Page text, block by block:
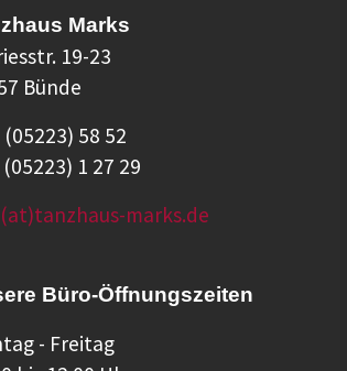
Marks
19-23
Bünde
(05223) 58 52
(05223) 1 27 29
marks.de
Büro-Öffnungszeiten
- Freitag